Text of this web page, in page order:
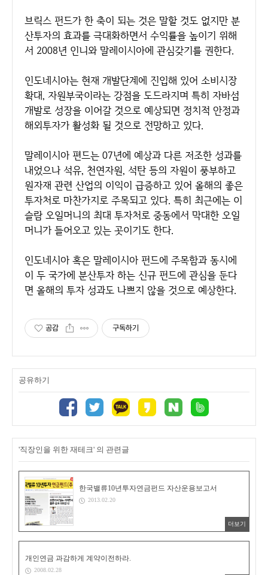
브릭스 펀드가 한 축이 되는 것은 말할 것도 없지만 분
산투자의 효과를 극대화하면서 수익률을 높이기 위해
서 2008년 인니와 말레이시아에 관심갖기를 권한다.
인도네시아는 현재 개발단계에 진입해 있어 소비시장
확대, 자원부국이라는 강점을 도드라지며 특히 자바섬
개발로 성장을 이어갈 것으로 예상되면 정치적 안정과
해외투자가 활성화 될 것으로 전망하고 있다.
말레이시아 편드는 07년에 예상과 다른 저조한 성과를
내었으나 석유, 천연자원, 석탄 등의 자원이 풍부하고
원자재 관련 산업의 이익이 급증하고 있어 올해의 좋은
투자처로 마찬가지로 주목되고 있다. 특히 최근에는 이
슬람 오일머니의 최대 투자처로 중동에서 막대한 오일
머니가 들어오고 있는 곳이기도 한다.
인도네시아 혹은 말레이시아 펀드에 주목함과 동시에
이 두 국가에 분산투자 하는 신규 펀드에 관심을 둔다
면 올해의 투자 성과도 나쁘지 않을 것으로 예상한다.
공감 구독하기
공유하기
'직장인을 위한 재테크' 의 관련글
한국밸류10년투자연금펀드 자산운용보고서
2013.02.20
더보기
개인연금 과감하게 계약이전하라.
2008.02.28